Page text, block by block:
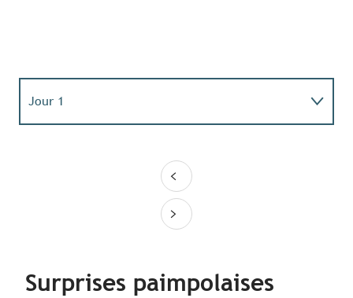
Jour 1
Surprises paimpolaises